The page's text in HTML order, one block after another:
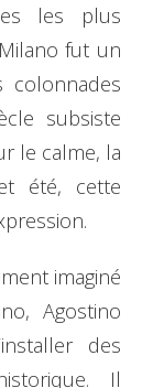
les plus
fut un
colonnades
subsiste
le calme, la
été, cette
imaginé
Agostino
des
Il